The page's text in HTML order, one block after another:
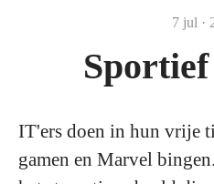
7 jul ·
Sportief
IT'ers doen in hun vrije
gamen en Marvel